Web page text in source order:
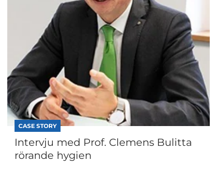
CASE STORY
Intervju med Prof. Clemens Bulitta
rörande hygien